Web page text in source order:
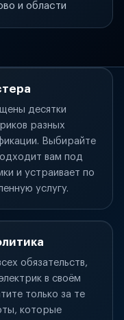
и области
десятки
разных
Выбирайте
вам под
и устраивает по
услугу.
обязательств,
в своём
только за те
которые